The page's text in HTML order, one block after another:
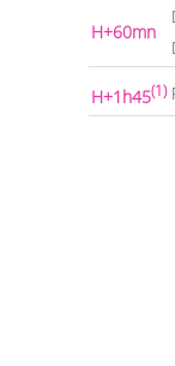
H+60mn
H+1h45(1)